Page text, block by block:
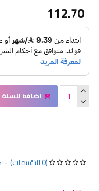
(0 التقييمات) -
112.70
اضافة للسلة